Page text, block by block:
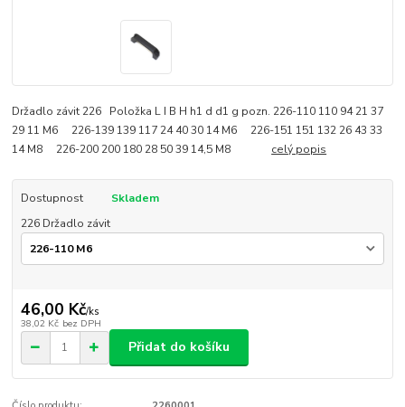
Držadlo závit 226 Položka L I B H h1 d d1 g pozn. 226-110 110 94 21 37
29 11 M6 226-139 139 117 24 40 30 14 M6 226-151 151 132 26 43 33
14 M8 226-200 200 180 28 50 39 14,5 M8 celý popis
Dostupnost
Skladem
226 Držadlo závit
46,00 Kč/ks
38,02 Kč bez DPH
Přidat do košíku